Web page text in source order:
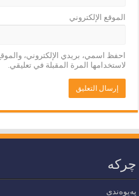
الموقع الإلكتروني
احفظ اسمي، بريدي الإلكتروني،
لاستخدامها المرة المقبلة في تعليقي.
چرکە
پەیوەندی